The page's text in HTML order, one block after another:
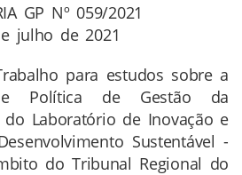
GP Nº 059/2021
julho de 2021
para estudos sobre a
Política de Gestão da
Laboratório de Inovação e
Sustentável -
do Tribunal Regional do